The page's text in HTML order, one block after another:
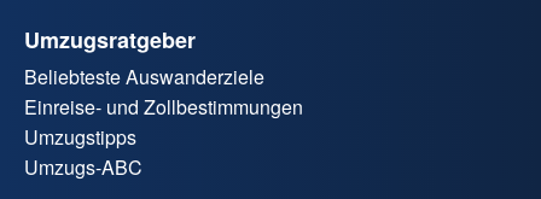
Umzugsratgeber
Beliebteste Auswanderziele
Einreise- und Zollbestimmungen
Umzugstipps
Umzugs-ABC